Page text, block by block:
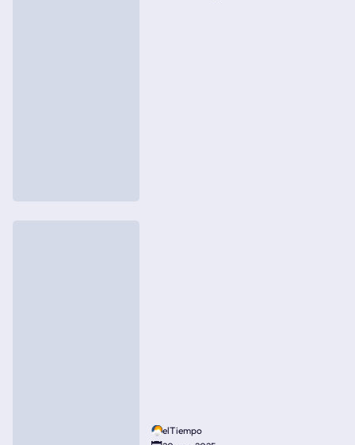
elTiempo